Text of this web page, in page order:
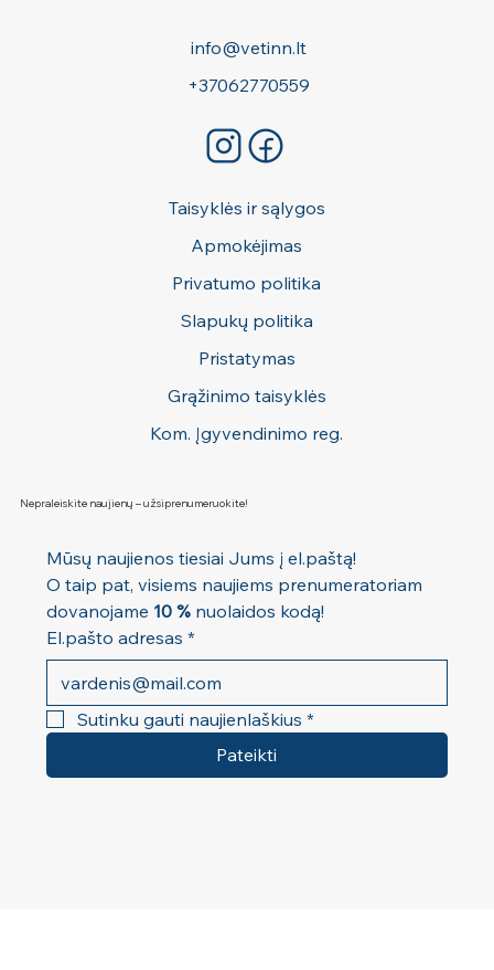
info@vetinn.lt
+37062770559
Nepraleiskite naujienų – užsiprenumeruokite!
O taip pat, visiems naujiems prenumeratoriam
dovanojame 10 % nuolaidos kodą!
El.pašto adresas *
Sutinku gauti naujienlaškius *
Pateikti
Taisyklės ir sąlygos
Apmokėjimas
Privatumo politika
Slapukų politika
Pristatymas
Grąžinimo taisyklės
Kom. Įgyvendinimo reg.